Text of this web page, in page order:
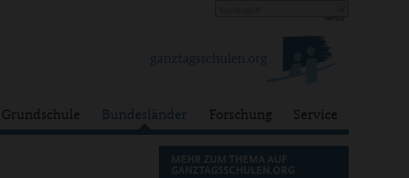
Bundesländer Forschung Service
MEHR ZUM THEMA AUF
GANZTAGSSCHULEN.ORG